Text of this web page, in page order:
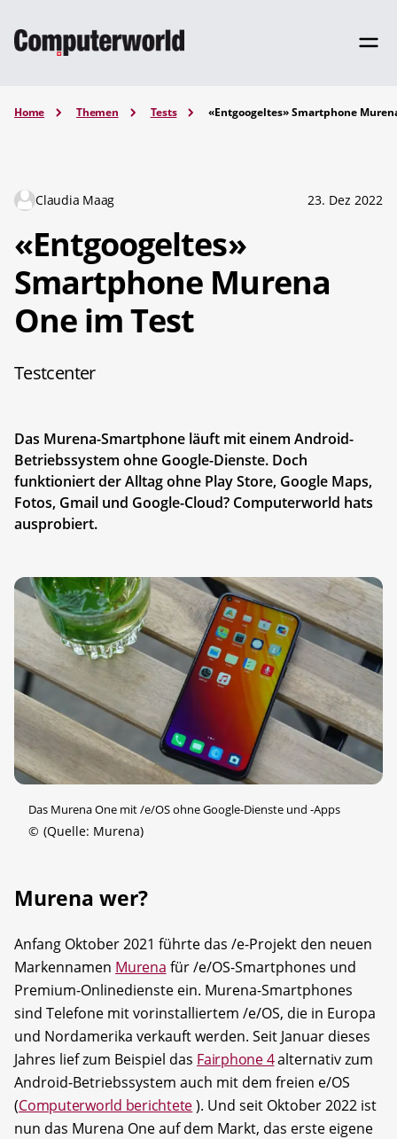
Home Themen Tests «Entgoogeltes» Smartphone
Claudia Maag 23. Dez 2022
«Entgoogeltes»
Smartphone Murena
One im Test
Testcenter
Das Murena-Smartphone läuft mit einem Android-
Betriebssystem ohne Google-Dienste. Doch
funktioniert der Alltag ohne Play Store, Google Maps,
Fotos, Gmail und Google-Cloud? Computerworld hats
ausprobiert.
Das Murena One mit /e/OS ohne Google-Dienste und -Apps
© (Quelle: Murena)
Murena wer?
Anfang Oktober 2021 führte das /e-Projekt den neuen
Markennamen Murena für /e/OS-Smartphones und
Premium-Onlinedienste ein. Murena-Smartphones
sind Telefone mit vorinstalliertem /e/OS, die in Europa
und Nordamerika verkauft werden. Seit Januar dieses
Jahres lief zum Beispiel das Fairphone 4alternativ zum
Android-Betriebssystem auch mit dem freien e/OS
(Computerworld berichtete). Und seit Oktober 2022 ist
nun das Murena One auf dem Markt, das erste eigene